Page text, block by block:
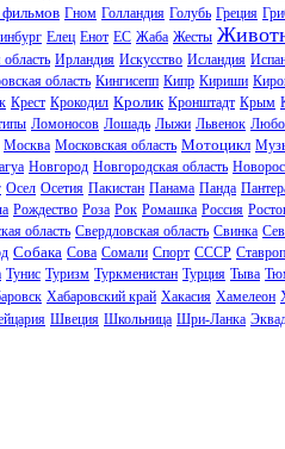
Гном Голландия Голубь Греция
Елец Енот ЕС Жаба Жесты
Ирландия Искусство Исландия
область Кингисепп Кипр Кириши
Крест Крокодил Кролик Кронштадт Крым
Ломоносов Лошадь Лыжи Львенок
Москва Московская область Мотоцикл
Новгород Новгородская область
Осел Осетия Пакистан Панама Панда
Рождество Роза Рок Ромашка Россия
область Свердловская область Свинка
Собака Сова Сомали Спорт СССР
Тунис Туризм Туркменистан Турция Тыва
Хабаровский край Хакасия Хамелеон
Швеция Школьница Шри-Ланка